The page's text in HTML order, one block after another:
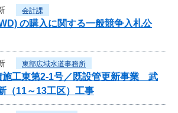
会計課
の購入に関する一般競争入札公
東部広域水道事務所
施工東第2-1号／既設管更新事業 武
（11～13工区）工事